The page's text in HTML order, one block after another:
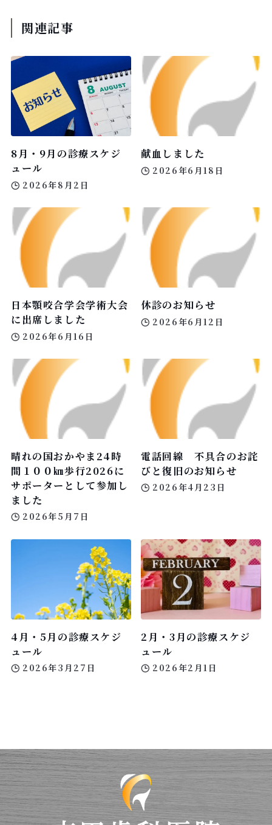
関連記事
8月・9月の診療スケジ
ュール
2026年8月2日
献血しました
2026年6月18日
日本顎咬合学会学術大会
に出席しました
2026年6月16日
休診のお知らせ
2026年6月12日
晴れの国おかやま24時
間１００㎞歩行2026に
サポーターとして参加し
ました
2026年5月7日
電話回線 不具合のお詫
びと復旧のお知らせ
2026年4月23日
4月・5月の診療スケジ
ュール
2026年3月27日
2月・3月の診療スケジ
ュール
2026年2月1日